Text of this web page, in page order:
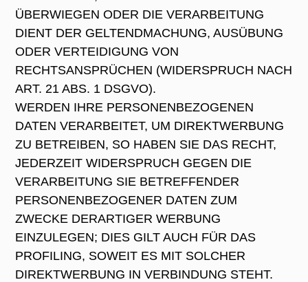
ÜBERWIEGEN ODER DIE VERARBEITUNG
DIENT DER GELTENDMACHUNG, AUSÜBUNG
ODER VERTEIDIGUNG VON
RECHTSANSPRÜCHEN (WIDERSPRUCH NACH
ART. 21 ABS. 1 DSGVO).
WERDEN IHRE PERSONENBEZOGENEN
DATEN VERARBEITET, UM DIREKTWERBUNG
ZU BETREIBEN, SO HABEN SIE DAS RECHT,
JEDERZEIT WIDERSPRUCH GEGEN DIE
VERARBEITUNG SIE BETREFFENDER
PERSONENBEZOGENER DATEN ZUM
ZWECKE DERARTIGER WERBUNG
EINZULEGEN; DIES GILT AUCH FÜR DAS
PROFILING, SOWEIT ES MIT SOLCHER
DIREKTWERBUNG IN VERBINDUNG STEHT.